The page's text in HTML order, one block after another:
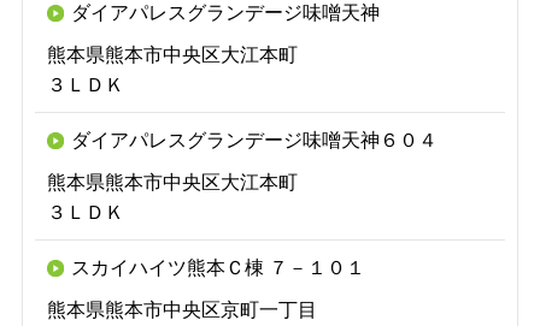
ダイアパレスグランデージ味噌天神
熊本県熊本市中央区大江本町
３ＬＤＫ
ダイアパレスグランデージ味噌天神６０４
熊本県熊本市中央区大江本町
３ＬＤＫ
スカイハイツ熊本Ｃ棟 ７－１０１
熊本県熊本市中央区京町一丁目